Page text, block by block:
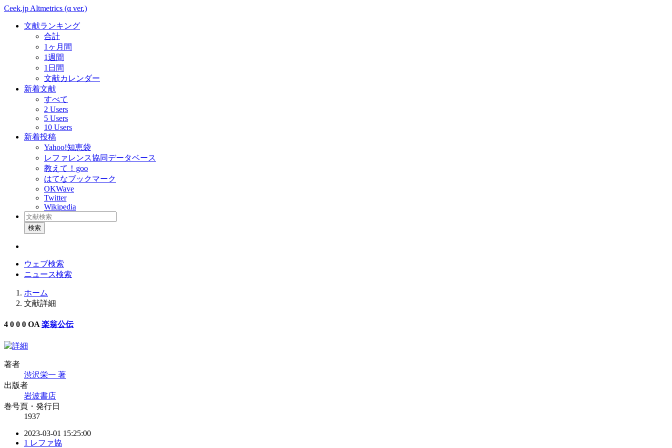
Ceek.jp Altmetrics (α ver.)
文献ランキング
合計
1ヶ月間
1週間
1日間
文献カレンダー
新着文献
すべて
2 Users
5 Users
10 Users
新着投稿
Yahoo!知恵袋
レファレンス協同データベース
教えて！goo
はてなブックマーク
OKWave
Twitter
Wikipedia
検索
ウェブ検索
ニュース検索
ホーム
文献詳細
4 0 0 0 OA 楽翁公伝
著者
渋沢栄一 著
出版者
岩波書店
巻号頁・発行日
1937
2023-03-01 15:25:00
1 レファ協